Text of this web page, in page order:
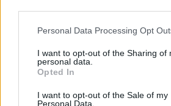
Please note that this website/app uses
not limited to your visit or usage
grant or deny consent to Google and
use your data for below specified
consent section.
Personal Data Processing Opt
I want to opt-out of the Sharing of
personal data.
Opted In
I want to opt-out of the Sale of my
Personal Data.
díjas operaénekesről készült
tette hozzá az igazgató.
Forrás: MTI